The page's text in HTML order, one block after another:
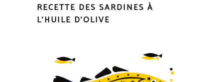
RECETTE DES SARDINES À
L’HUILE D’OLIVE